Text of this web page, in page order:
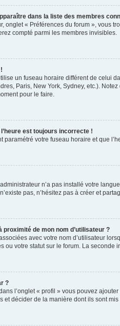
dans la liste des membres
onglet « Préférences du forum », vous
compté parmi les membres invisibles.
un fuseau horaire différent de celui
Paris, New York, Sydney, etc.).
pour le faire.
est toujours incorrecte !
paramétré votre fuseau horaire et que
n’a pas installé votre
pas, n’hésitez pas à créer et
de mon nom d’utilisateur ?
avec votre nom d’utilisateur
ou votre statut sur le forum. La
?
l’onglet « profil » vous pouvez
et décider de la manière dont ils sont